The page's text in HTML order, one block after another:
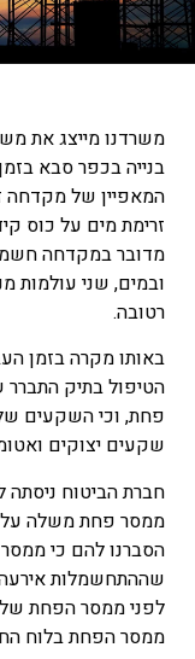
משרדנו מייצג את
בנייה בכפר סבא
המאפיין של מקדחה
זרימת מים על כוס
מדובר במקדחה
ובמים, שני עולמות
רטובה.
באותו מקרה בזמן
הטיפול בתיק
פחת, וכי השקעים
שקעים יצוקים
חברת הביטוח
ממסר פחת משלה על
הסברנו להם כי
שההתחשמלות
לפני ממסר הפחת של
ממסר הפחת בלוח